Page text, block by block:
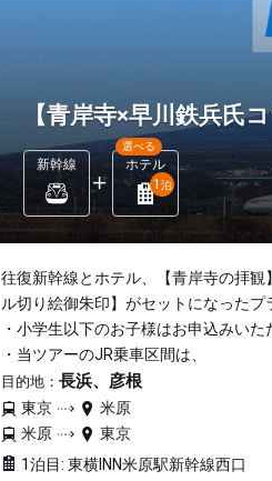
【青岸寺×早川鉄兵
新幹線 ホテル
選べる
1 泊
往復新幹線とホテル、【青岸寺の拝
ル切り絵御朱印】がセットになったプ
・小学生以下のお子様はお申込みいた
・当ツアーのJR乗車区間は、
目的地： 長浜、彦根
東京
米原
米原
東京
1泊目: 東横INN米原駅新幹線西口